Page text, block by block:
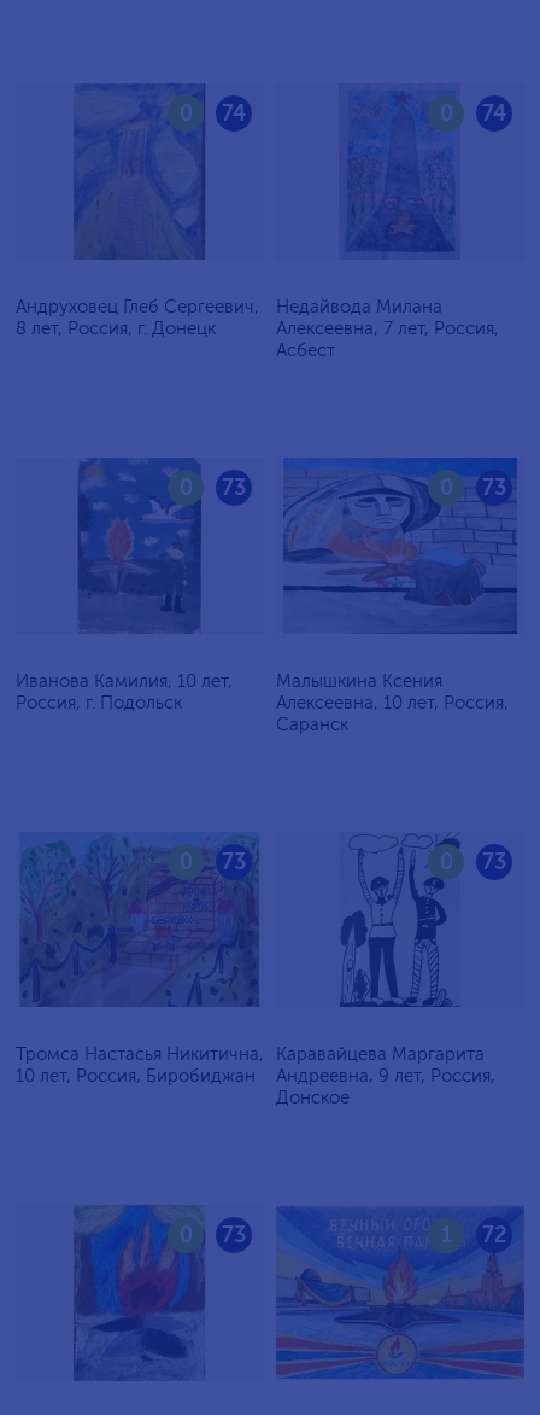
74
0
Андруховец Глеб Сергеевич,
8 лет, Россия, г. Донецк
74
0
Недайвода Милана
Алексеевна, 7 лет, Россия,
Асбест
73
0
Иванова Камилия, 10 лет,
Россия, г. Подольск
73
0
Малышкина Ксения
Алексеевна, 10 лет, Россия,
Саранск
73
0
Тромса Настасья Никитична,
10 лет, Россия, Биробиджан
73
0
Каравайцева Маргарита
Андреевна, 9 лет, Россия,
Донское
73
0 72
1